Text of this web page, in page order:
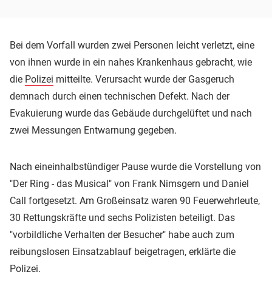
Bei dem Vorfall wurden zwei Personen leicht verletzt, eine
von ihnen wurde in ein nahes Krankenhaus gebracht, wie
die Polizei mitteilte. Verursacht wurde der Gasgeruch
demnach durch einen technischen Defekt. Nach der
Evakuierung wurde das Gebäude durchgelüftet und nach
zwei Messungen Entwarnung gegeben.
Nach eineinhalbstündiger Pause wurde die Vorstellung von
"Der Ring - das Musical" von Frank Nimsgern und Daniel
Call fortgesetzt. Am Großeinsatz waren 90 Feuerwehrleute,
30 Rettungskräfte und sechs Polizisten beteiligt. Das
"vorbildliche Verhalten der Besucher" habe auch zum
reibungslosen Einsatzablauf beigetragen, erklärte die
Polizei.